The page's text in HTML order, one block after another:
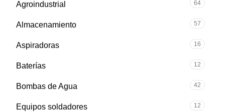
Agroindustrial 64
Almacenamiento 57
Aspiradoras 16
Baterías 12
Bombas de Agua 42
Equipos soldadores 12